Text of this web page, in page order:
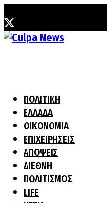
ΠΟΛΙΤΙΚΗ
ΕΛΛΑΔΑ
ΟΙΚΟΝΟΜΙΑ
ΕΠΙΧΕΙΡΗΣΕΙΣ
ΑΠΟΨΕΙΣ
ΔΙΕΘΝΗ
ΠΟΛΙΤΙΣΜΟΣ
LIFE